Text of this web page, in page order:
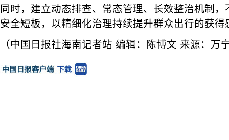
同时，建立动态排查、常态管理、长效整治机制
安全短板，以精细化治理持续提升群众出行的获
（中国日报社海南记者站 编辑：陈博文 来源：万